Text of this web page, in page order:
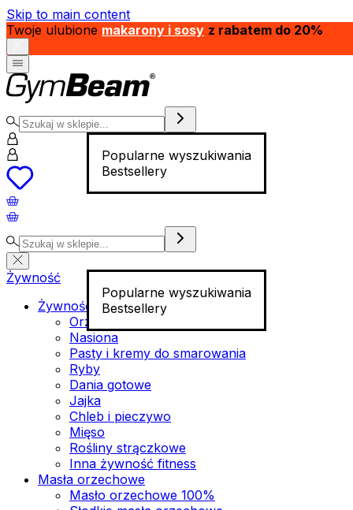
Skip to main content
Twoje ulubione makarony i sosy z rabatem do 20%
Popularne wyszukiwania
Bestsellery
Popularne wyszukiwania
Bestsellery
Żywność
Żywność funkcjonalna
Orzechy
Nasiona
Pasty i kremy do smarowania
Ryby
Dania gotowe
Jajka
Chleb i pieczywo
Mięso
Rośliny strączkowe
Inna żywność fitness
Masła orzechowe
Masło orzechowe 100%